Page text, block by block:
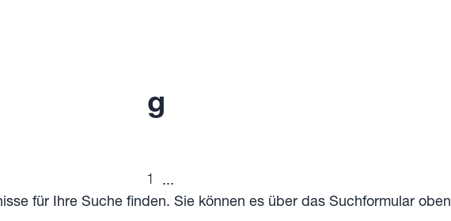
g
1
...
für Ihre Suche finden. Sie können es über das Suchformular oben